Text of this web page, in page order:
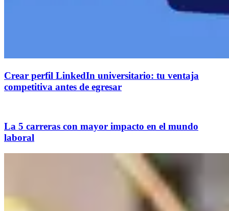
Crear perfil LinkedIn universitario: tu ventaja
competitiva antes de egresar
La 5 carreras con mayor impacto en el mundo
laboral